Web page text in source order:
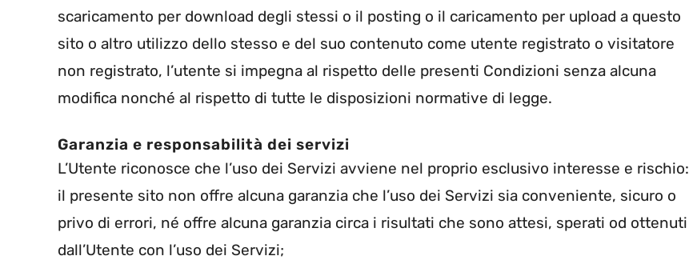
scaricamento per download degli stessi o il posting o il caricamento per upload a questo
sito o altro utilizzo dello stesso e del suo contenuto come utente registrato o visitatore
non registrato, l’utente si impegna al rispetto delle presenti Condizioni senza alcuna
modifica nonché al rispetto di tutte le disposizioni normative di legge.
Garanzia e responsabilità dei servizi
L’Utente riconosce che l’uso dei Servizi avviene nel proprio esclusivo interesse e rischio:
il presente sito non offre alcuna garanzia che l’uso dei Servizi sia conveniente, sicuro o
privo di errori, né offre alcuna garanzia circa i risultati che sono attesi, sperati od ottenuti
dall’Utente con l’uso dei Servizi;